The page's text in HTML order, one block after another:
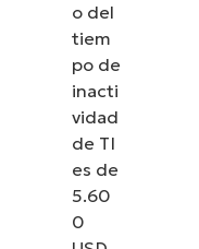
o del
tiem
po de
inacti
vidad
de TI
es de
5.60
0